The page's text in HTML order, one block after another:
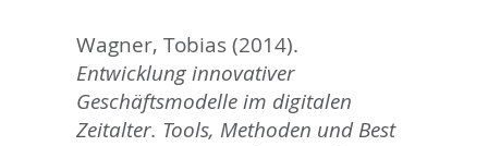
hier:
Wagner, Tobias(2014).
Entwicklung innovativer
Geschäftsmodelle im digitalen
Zeitalter. Tools, Methoden und Best